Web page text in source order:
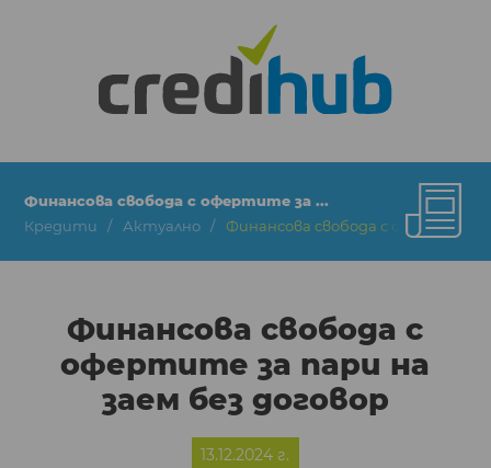
Финансова свобода с офертите за ...
Кредити Актуално Финансова свобода с офертите
Финансова свобода с
офертите за пари на
заем без договор
13.12.2024 г.